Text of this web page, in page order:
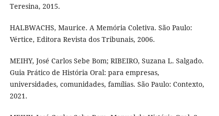
Teresina, 2015.
HALBWACHS, Maurice. A Memória Coletiva. São Paulo:
Vértice, Editora Revista dos Tribunais, 2006.
MEIHY, José Carlos Sebe Bom; RIBEIRO, Suzana L. Salgado.
Guia Prático de História Oral: para empresas,
universidades, comunidades, famílias. São Paulo: Contexto,
2021.